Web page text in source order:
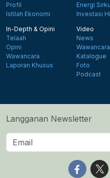
Profil
Istilah Ekonomi
Energi
Investasi
In-Depth & Opini
Telaah
Opini
Wawancara
Laporan Khusus
Video
News
Wawancara
Katalogue
Foto
Podcast
Langganan Newsletter